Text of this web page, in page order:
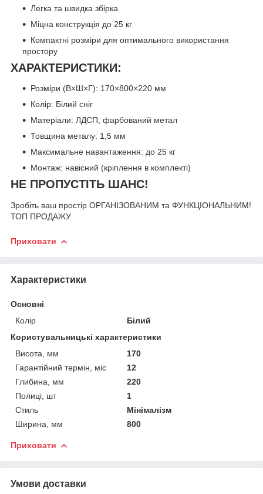
Легка та швидка збірка
Міцна конструкція до 25 кг
Компактні розміри для оптимального використання
простору
ХАРАКТЕРИСТИКИ:
Розміри (В×Ш×Г): 170×800×220 мм
Колір: Білий сніг
Матеріали: ЛДСП, фарбований метал
Товщина металу: 1,5 мм
Максимальне навантаження: до 25 кг
Монтаж: навісний (кріплення в комплекті)
НЕ ПРОПУСТІТЬ ШАНС!
Зробіть ваш простір ОРГАНІЗОВАНИМ та ФУНКЦІОНАЛЬНИМ!
ТОП ПРОДАЖУ
Приховати
Характеристики
Основні
Колір
Білий
Користувальницькі характеристики
Висота, мм
170
Гарантійний термін, міс
12
Глибина, мм
220
Полиці, шт
1
Стиль
Мінімалізм
Ширина, мм
800
Приховати
Умови доставки